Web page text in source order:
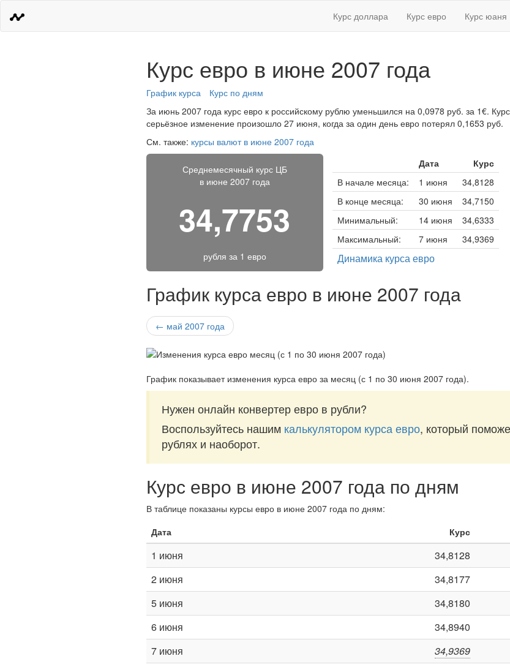
Курс доллара Курс евро Курс юаня
Курс евро в июне 2007 года
График курса
Курс по дням
За июнь 2007 года курс евро к российскому рублю уменьшился на 0,0978 руб. за 1€.
серьёзное изменение произошло 27 июня, когда за один день евро потерял 0,1653 руб.
См. также: курсы валют в июне 2007 года
Среднемесячный курс ЦБ
в июне 2007 года
34,7753
рубля за 1 евро
Дата
Курс
В начале месяца:
1 июня
34,8128
В конце месяца:
30 июня
34,7150
Минимальный:
14 июня
34,6333
Максимальный:
7 июня 34,9369
Динамика курса евро
График курса евро в июне 2007 года
← май 2007 года
График показывает изменения курса евро за месяц (с 1 по 30 июня 2007 года).
Нужен онлайн конвертер евро в рубли?
Воспользуйтесь нашим калькулятором курса евро, который
рублях и наоборот.
Курс евро в июне 2007 года по дням
В таблице показаны курсы евро в июне 2007 года по дням:
Дата
Курс
1 июня 34,8128
2 июня
34,8177
5 июня
34,8180
6 июня
34,8940
7 июня
34,9369